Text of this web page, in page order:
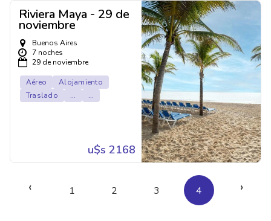
Riviera Maya - 29 de
noviembre
Buenos Aires
7 noches
29 de noviembre
Aéreo
Alojamiento
Traslado
... ...
u$s 2168
‹ 1 2 3 4 ›